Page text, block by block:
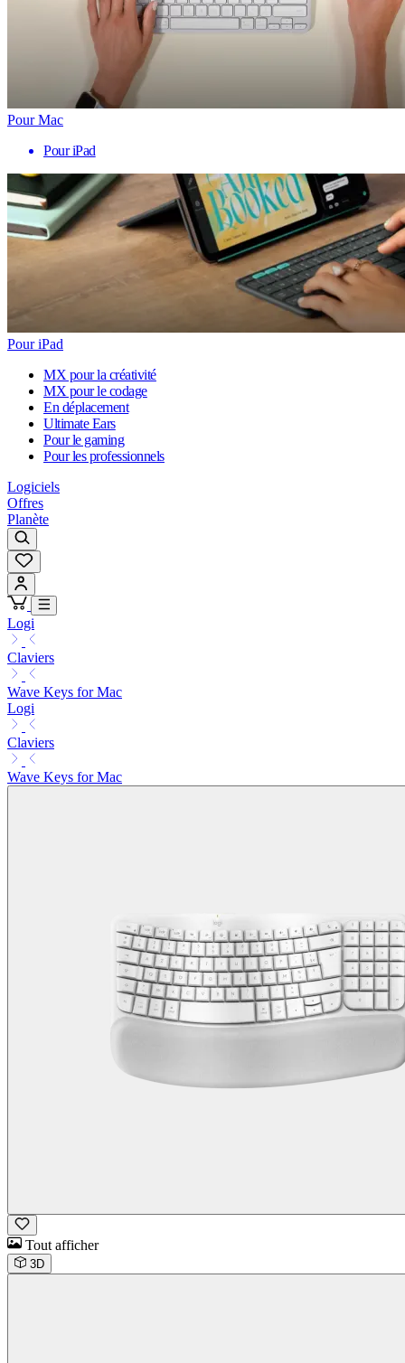
Pour Mac
Pour iPad
Pour iPad
MX pour la créativité
MX pour le codage
En déplacement
Ultimate Ears
Pour le gaming
Pour les professionnels
Logiciels
Offres
Planète
Logi
Claviers
Wave Keys for Mac
Logi
Claviers
Wave Keys for Mac
Tout afficher
3D